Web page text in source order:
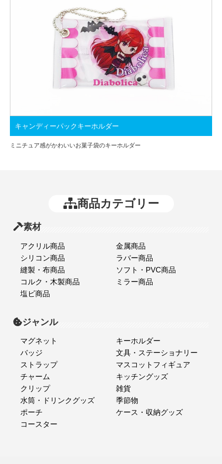
キャンディーパックキーホルダー
ミニチュア感がかわいいお菓子袋のキーホルダー
商品カテゴリー
素材
アクリル商品
金属商品
シリコン商品
ラバー商品
縫製・布商品
ソフト・PVC商品
コルク・木製商品
ミラー商品
塩ビ商品
ジャンル
マグネット
キーホルダー
バッジ
文具・ステーショナリー
ストラップ
マスコットフィギュア
チャーム
キッチングッズ
クリップ
雑貨
水筒・ドリンクグッズ
季節物
ポーチ
ケース・収納グッズ
コースター